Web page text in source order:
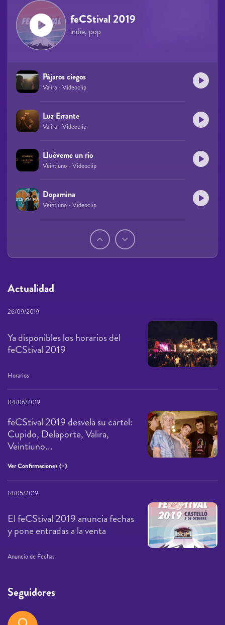
feCStival 2019
indie, pop
Pájaros ciegos
Valira - Videoclip
Luz Errante
Valira - Videoclip
Lluéveme un río
Veintiuno - Videoclip
Dopamina
Veintiuno - Videoclip
Actualidad
26/09/2019
Ya disponibles los horarios del
feCStival 2019
Horarios
04/06/2019
feCStival 2019 desvela su cartel:
Cupido, Delaporte, Valira,
Veintiuno...
Ver Confirmaciones (+)
14/05/2019
El feCStival 2019 anuncia fechas
y pone entradas a la venta
Anuncio de Fechas
Seguidores